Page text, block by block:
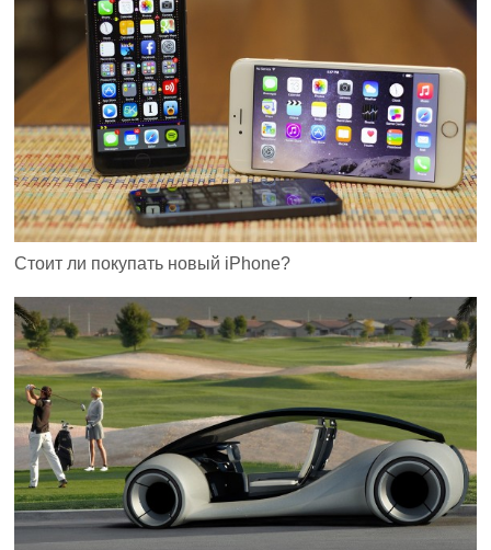
Стоит ли покупать новый iPhone?